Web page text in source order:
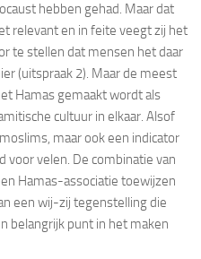
hebben gehad. Maar dat
relevant en in feite veegt zij het
te stellen dat mensen het daar
(uitspraak 2). Maar de meest
Hamas gemaakt wordt als
cultuur in elkaar. Alsof
maar ook een indicator
voor velen. De combinatie van
Hamas-associatie toewijzen
een wij-zij tegenstelling die
belangrijk punt in het maken